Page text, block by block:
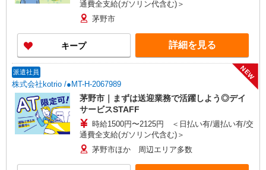
通費全支給(ガソリン代含む)＞
茅野市
キープ 詳細を見る
派遣社員
株式会社kotrio /●MT-H-2067989
NEW
茅野市｜まずは送迎業務で活躍しよう◎デイ
サービスSTAFF
時給1500円〜2125円 ＜日払い有/週払い有/交
通費全支給(ガソリン代含む)＞
茅野市ほか 周辺エリア多数